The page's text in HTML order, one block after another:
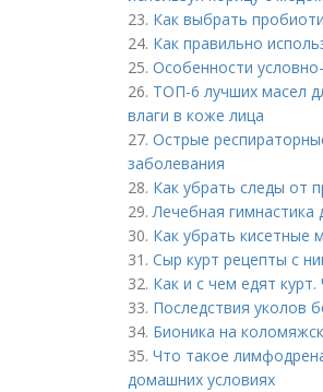
23. Как выбрать
24. Как правильно
25. Особенности
26. ТОП-6 лучших масел
влаги в коже лица
27. Острые
заболевания
28. Как убрать следы от
29.Лечебная
30. Как убрать кисетные
31. Сыр курт рецепты с
32. Как и с чем едят
33. Последствия уколов
34. Бионика на
35. Что такое
домашних условиях